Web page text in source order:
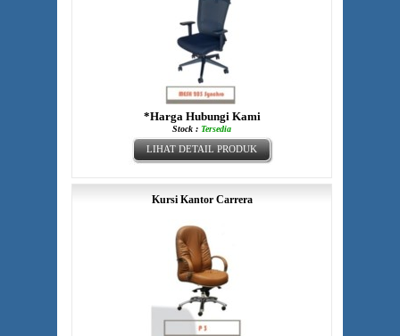
*Harga Hubungi Kami
Stock : Tersedia
LIHAT DETAIL PRODUK
Kursi Kantor Carrera